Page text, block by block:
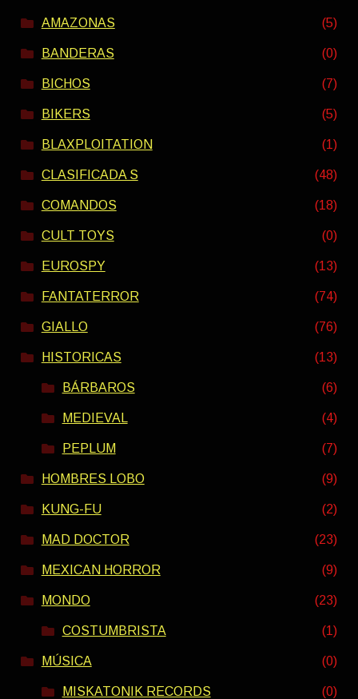
AMAZONAS (5)
BANDERAS (0)
BICHOS (7)
BIKERS (5)
BLAXPLOITATION (1)
CLASIFICADA S (48)
COMANDOS (18)
CULT TOYS (0)
EUROSPY (13)
FANTATERROR (74)
GIALLO (76)
HISTORICAS (13)
BÁRBAROS (6)
MEDIEVAL (4)
PEPLUM (7)
HOMBRES LOBO (9)
KUNG-FU (2)
MAD DOCTOR (23)
MEXICAN HORROR (9)
MONDO (23)
COSTUMBRISTA (1)
MÚSICA (0)
MISKATONIK RECORDS (0)